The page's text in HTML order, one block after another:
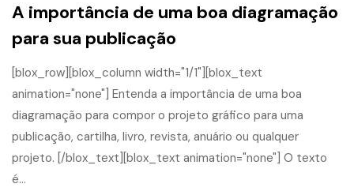
A importância de uma boa diagramação
para sua publicação
[blox_row][blox_column width="1/1"][blox_text
animation="none"] Entenda a importância de uma boa
diagramação para compor o projeto gráfico para uma
publicação, cartilha, livro, revista, anuário ou qualquer
projeto. [/blox_text][blox_text animation="none"] O texto
é...